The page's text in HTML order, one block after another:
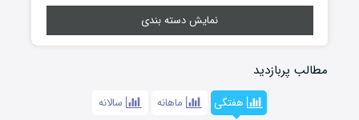
نمایش دسته بندی
مطالب پربازدید
هفتگی ماهانه سالانه